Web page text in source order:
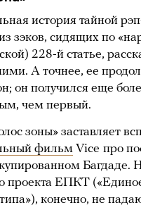
история тайной
зэков, сидящих по
228-й статье,
А точнее, ее
он получился еще
чем первый.
зоны» заставляет
фильм Vice про
Багдаде.
проекта ЕПКТ
конечно, не